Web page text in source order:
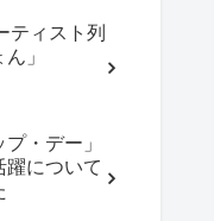
ティスト列
」
プ・デー」
について